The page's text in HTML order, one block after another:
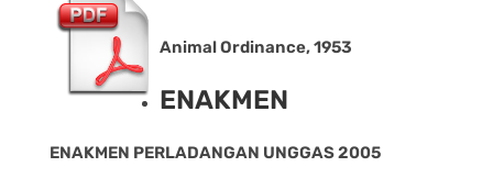
Animal Ordinance, 1953
ENAKMEN
ENAKMEN PERLADANGAN UNGGAS 2005